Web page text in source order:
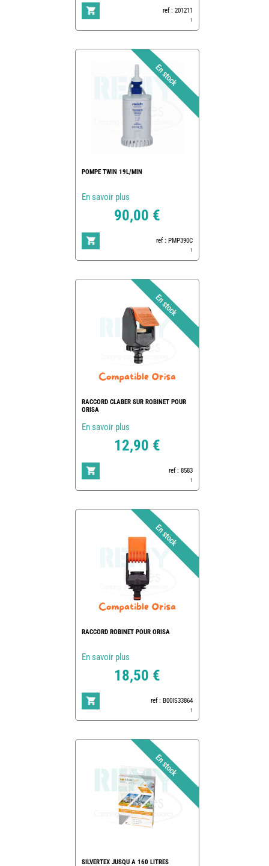
ref : 201211
1
POMPE TWIN 19L/MIN
En savoir plus
90,00 €
ref : PMP390C
1
RACCORD CLABER SUR ROBINET POUR
ORISA
En savoir plus
12,90 €
ref : 8583
1
RACCORD ROBINET POUR ORISA
En savoir plus
18,50 €
ref : B00IS33864
1
SILVERTEX JUSQU A 160 LITRES